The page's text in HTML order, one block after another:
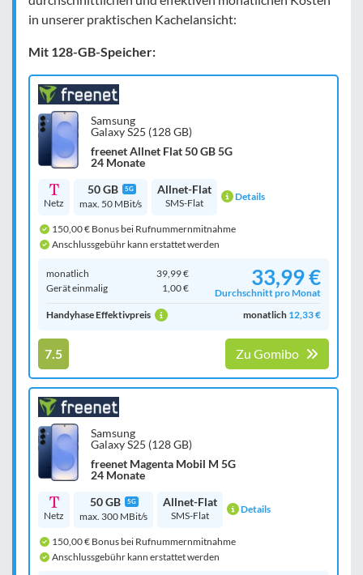
in unserer praktischen Kachelansicht:
Mit 128-GB-Speicher:
Samsung
Galaxy S25 (128 GB)
freenet Allnet Flat 50 GB 5G
24 Monate
Netz
50 GB 5G
max. 50 MBit/s
Allnet-Flat
SMS-Flat Details
150,00 € Bonus bei Rufnummernmitnahme
Anschlussgebühr kann erstattet werden
monatlich
39,99 €
Gerät einmalig
1,00 € 33,99 €
Durchschnitt pro Monat
Handyhase Effektivpreis
monatlich 12,33 €
7.5 Zu Gomibo
Samsung
Galaxy S25 (128 GB)
freenet Magenta Mobil M 5G
24 Monate
Netz
50 GB 5G
max. 300 MBit/s
Allnet-Flat
SMS-Flat Details
150,00 € Bonus bei Rufnummernmitnahme
Anschlussgebühr kann erstattet werden